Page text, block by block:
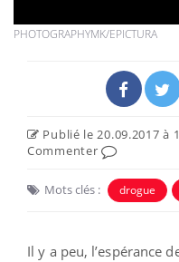
PHOTOGRAPHYMK/EPICTURA
Publié le 20.09.2017 à
Commenter
Mots clés : drogue
Il y a peu, l’espérance